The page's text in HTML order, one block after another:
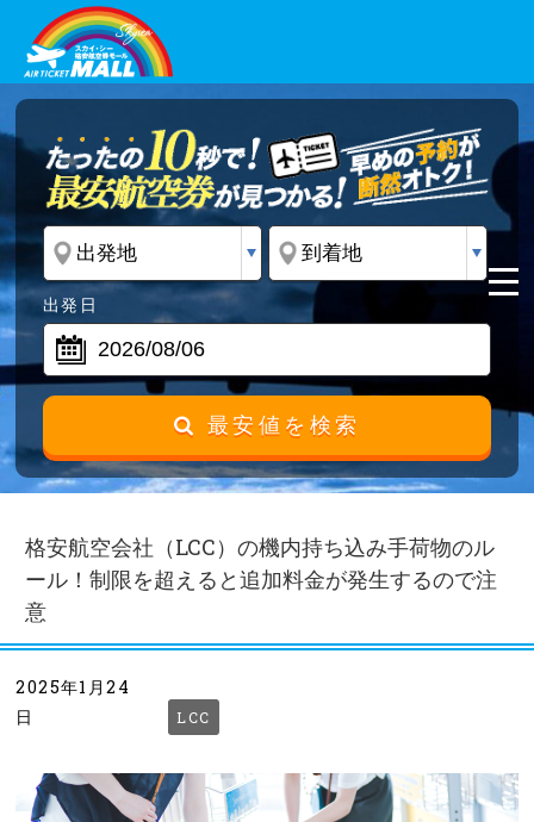
出発日
最安値を検索
格安航空会社（LCC）の機内持ち込み手荷物のル
ール！制限を超えると追加料金が発生するので注
意
2025年1月24
日
LCC